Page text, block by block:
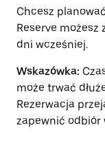
Chcesz
Reserve
dni wcześniej.
Wskazówka:
może trwać
Rezerwacja
zapewnić odbiór